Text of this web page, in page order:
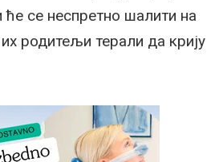
ће се неспретно шалити на
родитељи терали да крију